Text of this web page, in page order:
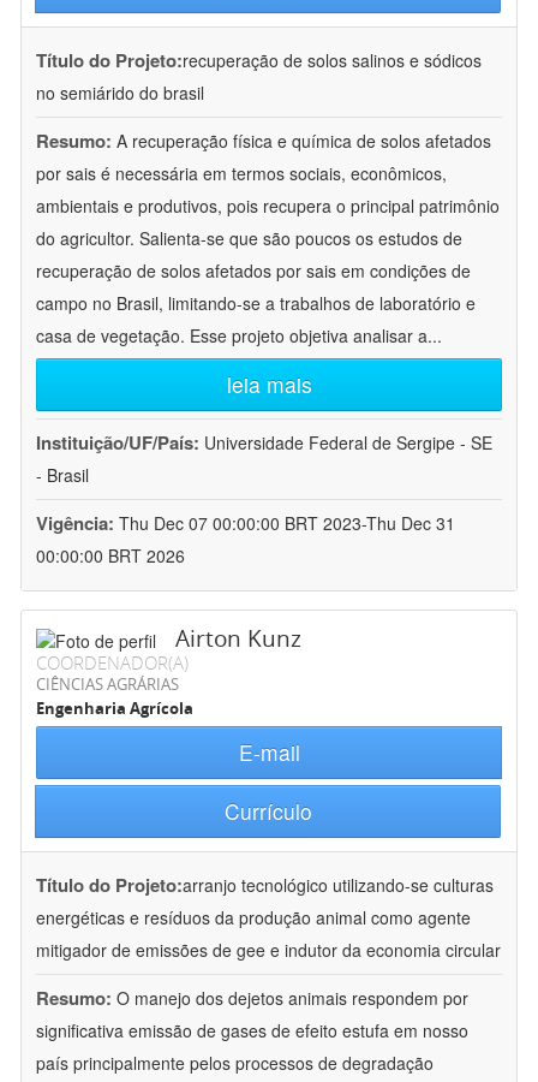
Título do Projeto:recuperação de solos salinos e sódicos
no semiárido do brasil
Resumo: A recuperação física e química de solos afetados
por sais é necessária em termos sociais, econômicos,
ambientais e produtivos, pois recupera o principal patrimônio
do agricultor. Salienta-se que são poucos os estudos de
recuperação de solos afetados por sais em condições de
campo no Brasil, limitando-se a trabalhos de laboratório e
casa de vegetação. Esse projeto objetiva analisar a...
leia mais
Instituição/UF/País: Universidade Federal de Sergipe - SE
- Brasil
Vigência: Thu Dec 07 00:00:00 BRT 2023-Thu Dec 31
00:00:00 BRT 2026
Airton Kunz
COORDENADOR(A)
CIÊNCIAS AGRÁRIAS
Engenharia Agrícola
E-mail
Currículo
Título do Projeto:arranjo tecnológico utilizando-se culturas
energéticas e resíduos da produção animal como agente
mitigador de emissões de gee e indutor da economia circular
Resumo: O manejo dos dejetos animais respondem por
significativa emissão de gases de efeito estufa em nosso
país principalmente pelos processos de degradação